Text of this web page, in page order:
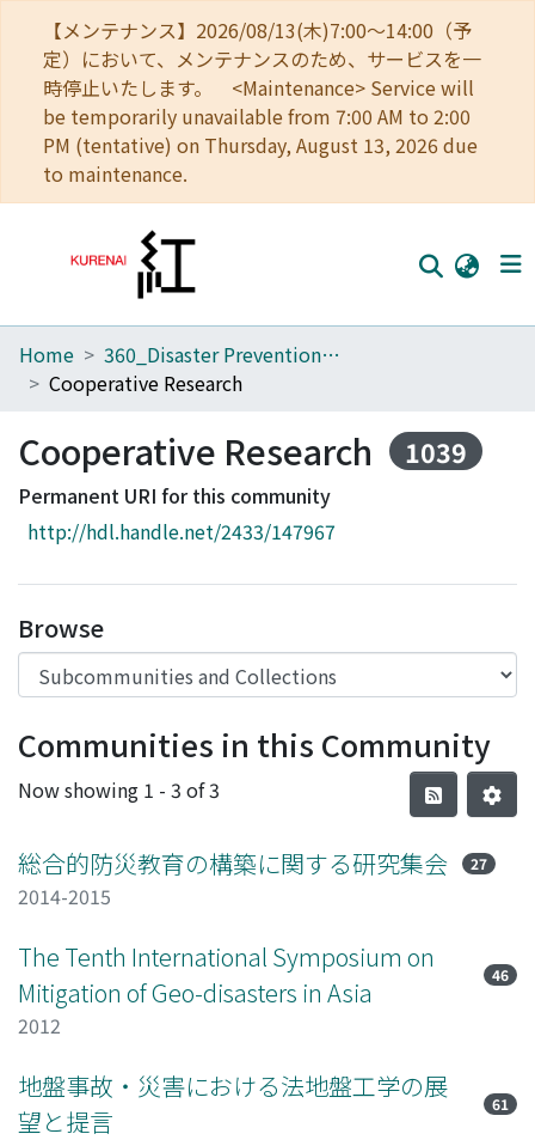
【メンテナンス】2026/08/13(木)7:00～14:00（予
定）において、メンテナンスのため、サービスを一
時停止いたします。 <Maintenance> Service will
be temporarily unavailable from 7:00 AM to 2:00
PM (tentative) on Thursday, August 13, 2026 due
to maintenance.
Home
Browse
Download Ranking
Access Statistics
Home
360_Disaster Prevention Research Institute
Cooperative Research
Cooperative Research 1039
Permanent URI for this community
http://hdl.handle.net/2433/147967
Browse
Communities in this Community
Now showing 1 - 3 of 3
総合的防災教育の構築に関する研究集会 27
2014-2015
The Tenth International Symposium on
Mitigation of Geo-disasters in Asia
46
2012
地盤事故・災害における法地盤工学の展
望と提言
61